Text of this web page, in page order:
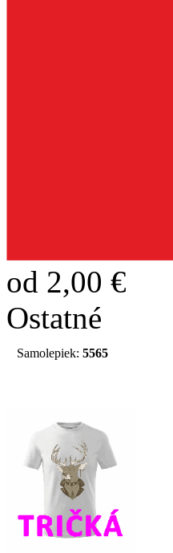
od 2,00 €
Ostatné
Samolepiek: 5565